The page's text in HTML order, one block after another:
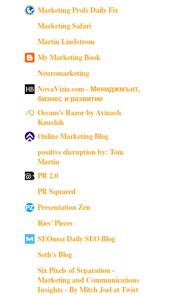
Marketing Profs Daily Fix
Marketing Safari
Martin Lindstrom
My Marketing Book
Neuromarketing
NovaVizia.com - Мениджмънт,
бизнес и развитие
Occam's Razor by Avinash
Kaushik
Online Marketing Blog
positive disruption by: Tom
Martin
PR 2.0
PR Squared
Presentation Zen
Ries' Pieces
SEOmoz Daily SEO Blog
Seth's Blog
Six Pixels of Separation -
Marketing and Communications
Insights - By Mitch Joel at Twist